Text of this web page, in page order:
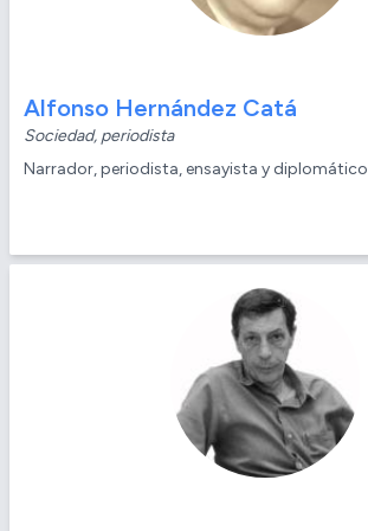
Alfonso Hernández Catá
Sociedad, periodista
Narrador, periodista, ensayista y diplomático